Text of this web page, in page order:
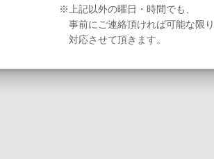
※上記以外の曜日・時間でも、
事前にご連絡頂ければ可能な限り
対応させて頂きます。